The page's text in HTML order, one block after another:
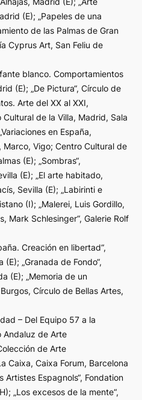
(E); „Papeles de una
de las Palmas de Gran
Cyprus Art, San Feliu de
blanco. Comportamientos
(E); „De Pictura“, Círculo de
Arte del XX al XXI,
de la Villa, Madrid, Sala
en España,
Vigo; Centro Cultural de
(E); „Sombras“,
(E); „El arte habitado,
Sevilla (E); „Labirinti e
(I); „Malerei, Luis Gordillo,
Mark Schlesinger“, Galerie Rolf
Creación en libertad“,
„Granada de Fondo“,
(E); „Memoria de un
Círculo de Bellas Artes,
– Del Equipo 57 a la
Andaluz de Arte
de Arte
Caixa, Caixa Forum, Barcelona
Artistes Espagnols“, Fondation
„Los excesos de la mente“,